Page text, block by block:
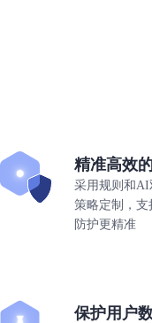
精准高效
采用规则和AI
策略定制，支
防护更精准
保护用户